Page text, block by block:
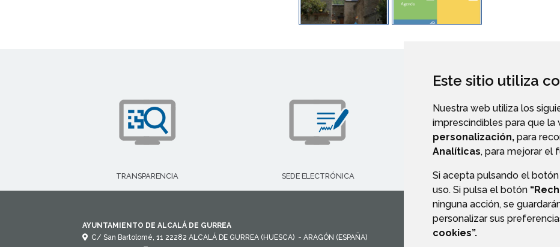
Este sitio utiliza
Nuestra web utiliza los
imprescindibles para que
personalización, para
Analíticas, para mejorar el
Si acepta pulsando el botón
uso. Si pulsa el botón
ninguna acción, se
personalizar sus
cookies”.
TRANSPARENCIA
SEDE ELECTRÓNICA
CALLEJERO
AYUNTAMIENTO DE ALCALÁ DE GURREA
C/ San Bartolomé, 11 22282 ALCALÁ DE GURREA (HUESCA) - ARAGÓN (ESPAÑA)